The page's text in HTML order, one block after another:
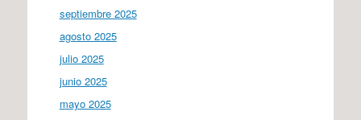
septiembre 2025
agosto 2025
julio 2025
junio 2025
mayo 2025